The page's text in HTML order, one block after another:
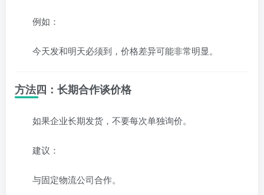
例如：
今天发和明天必须到，价格差异可能非常明显。
方法四：长期合作谈价格
如果企业长期发货，不要每次单独询价。
建议：
与固定物流公司合作。